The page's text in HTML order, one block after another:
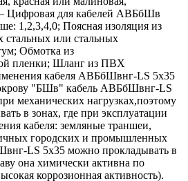
Цифровая для кабелей АВБбШв
1,2,3,4,0; Поясная изоляция из
или стальных
Обмотка из
пленки; Шланг из ПВХ
кабеля АВБбШвнг-LS 5х35
"БШв" кабель АВБбШвнг-LS
механических нагрузках,поэтому
в зонах, где при эксплуатации
кабеля: земляные траншеи,
городских и промышленных
LS 5х35 можно прокладывать в
она химически активна по
коррозионная активность).